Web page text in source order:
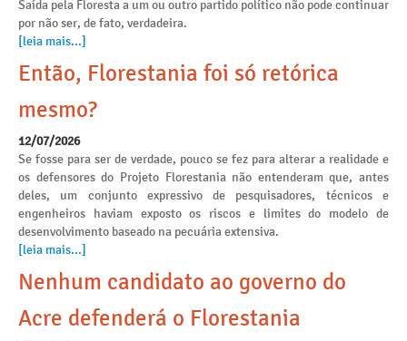
Saída pela Floresta a um ou outro partido político não pode continuar
por não ser, de fato, verdadeira.
[leia mais...]
Então, Florestania foi só retórica
mesmo?
12/07/2026
Se fosse para ser de verdade, pouco se fez para alterar a realidade e
os defensores do Projeto Florestania não entenderam que, antes
deles, um conjunto expressivo de pesquisadores, técnicos e
engenheiros haviam exposto os riscos e limites do modelo de
desenvolvimento baseado na pecuária extensiva.
[leia mais...]
Nenhum candidato ao governo do
Acre defenderá o Florestania